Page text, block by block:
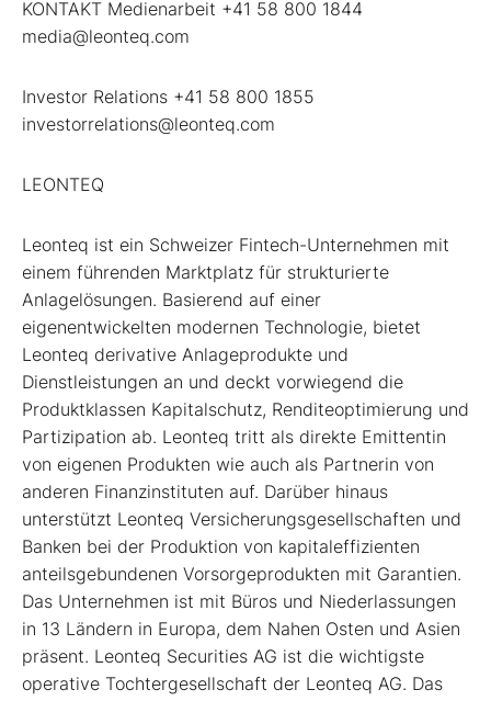
KONTAKT Medienarbeit +41 58 800 1844
media@leonteq.com
Investor Relations +41 58 800 1855
investorrelations@leonteq.com
LEONTEQ
Leonteq ist ein Schweizer Fintech-Unternehmen mit
einem führenden Marktplatz für strukturierte
Anlagelösungen. Basierend auf einer
eigenentwickelten modernen Technologie, bietet
Leonteq derivative Anlageprodukte und
Dienstleistungen an und deckt vorwiegend die
Produktklassen Kapitalschutz, Renditeoptimierung und
Partizipation ab. Leonteq tritt als direkte Emittentin
von eigenen Produkten wie auch als Partnerin von
anderen Finanzinstituten auf. Darüber hinaus
unterstützt Leonteq Versicherungsgesellschaften und
Banken bei der Produktion von kapitaleffizienten
anteilsgebundenen Vorsorgeprodukten mit Garantien.
Das Unternehmen ist mit Büros und Niederlassungen
in 13 Ländern in Europa, dem Nahen Osten und Asien
präsent. Leonteq Securities AG ist die wichtigste
operative Tochtergesellschaft der Leonteq AG. Das